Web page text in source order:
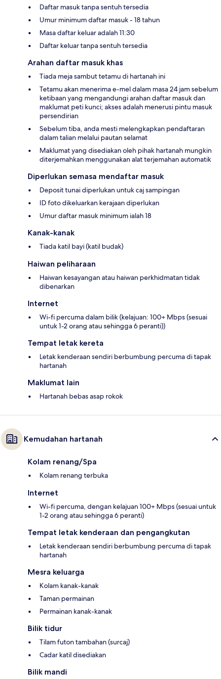
Daftar masuk tanpa sentuh tersedia
Umur minimum daftar masuk - 18 tahun
Masa daftar keluar adalah 11:30
Daftar keluar tanpa sentuh tersedia
Arahan daftar masuk khas
Tiada meja sambut tetamu di hartanah ini
Tetamu akan menerima e-mel dalam masa 24 jam sebelum
ketibaan yang mengandungi arahan daftar masuk dan
maklumat peti kunci; akses adalah menerusi pintu masuk
persendirian
Sebelum tiba, anda mesti melengkapkan pendaftaran
dalam talian melalui pautan selamat
Maklumat yang disediakan oleh pihak hartanah mungkin
diterjemahkan menggunakan alat terjemahan automatik
Diperlukan semasa mendaftar masuk
Deposit tunai diperlukan untuk caj sampingan
ID foto dikeluarkan kerajaan diperlukan
Umur daftar masuk minimum ialah 18
Kanak-kanak
Tiada katil bayi (katil budak)
Haiwan peliharaan
Haiwan kesayangan atau haiwan perkhidmatan tidak
dibenarkan
Internet
Wi-fi percuma dalam bilik (kelajuan: 100+ Mbps (sesuai
untuk 1-2 orang atau sehingga 6 peranti))
Tempat letak kereta
Letak kenderaan sendiri berbumbung percuma di tapak
hartanah
Maklumat lain
Hartanah bebas asap rokok
Kemudahan hartanah
Kolam renang/Spa
Kolam renang terbuka
Internet
Wi-fi percuma, dengan kelajuan 100+ Mbps (sesuai untuk
1-2 orang atau sehingga 6 peranti)
Tempat letak kenderaan dan pengangkutan
Letak kenderaan sendiri berbumbung percuma di tapak
hartanah
Mesra keluarga
Kolam kanak-kanak
Taman permainan
Permainan kanak-kanak
Bilik tidur
Tilam futon tambahan (surcaj)
Cadar katil disediakan
Bilik mandi